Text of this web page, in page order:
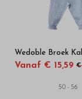
Wedoble Broek
Vanaf € 15,59 €
50 - 56